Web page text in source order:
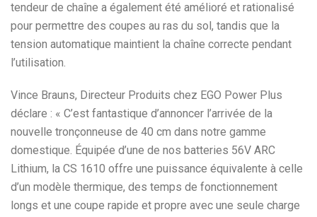
tendeur de chaîne a également été amélioré et rationalisé
pour permettre des coupes au ras du sol, tandis que la
tension automatique maintient la chaîne correcte pendant
l’utilisation.
Vince Brauns, Directeur Produits chez EGO Power Plus
déclare : « C’est fantastique d’annoncer l’arrivée de la
nouvelle tronçonneuse de 40 cm dans notre gamme
domestique. Équipée d’une de nos batteries 56V ARC
Lithium, la CS 1610 offre une puissance équivalente à celle
d’un modèle thermique, des temps de fonctionnement
longs et une coupe rapide et propre avec une seule charge